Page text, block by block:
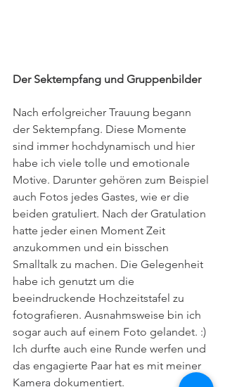
Der Sektempfang und Gruppenbilder
Nach erfolgreicher Trauung begann
der Sektempfang. Diese Momente
sind immer hochdynamisch und hier
habe ich viele tolle und emotionale
Motive. Darunter gehören zum Beispiel
auch Fotos jedes Gastes, wie er die
beiden gratuliert. Nach der Gratulation
hatte jeder einen Moment Zeit
anzukommen und ein bisschen
Smalltalk zu machen. Die Gelegenheit
habe ich genutzt um die
beeindruckende Hochzeitstafel zu
fotografieren. Ausnahmsweise bin ich
sogar auch auf einem Foto gelandet. :)
Ich durfte auch eine Runde werfen und
das engagierte Paar hat es mit meiner
Kamera dokumentiert.